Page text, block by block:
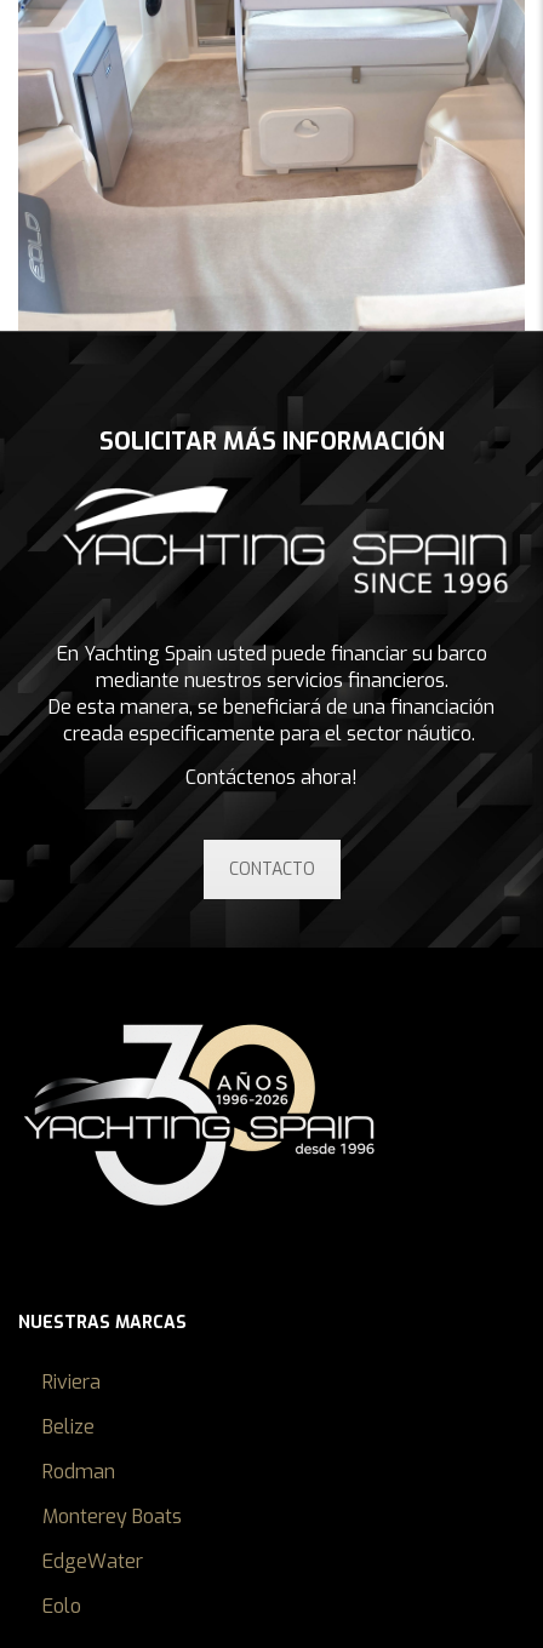
SOLICITAR MÁS INFORMACIÓN
En Yachting Spain usted puede financiar su barco
mediante nuestros servicios financieros.
De esta manera, se beneficiará de una financiación
creada especificamente para el sector náutico.
Contáctenos ahora!
CONTACTO
NUESTRAS MARCAS
Riviera
Belize
Rodman
Monterey Boats
EdgeWater
Eolo